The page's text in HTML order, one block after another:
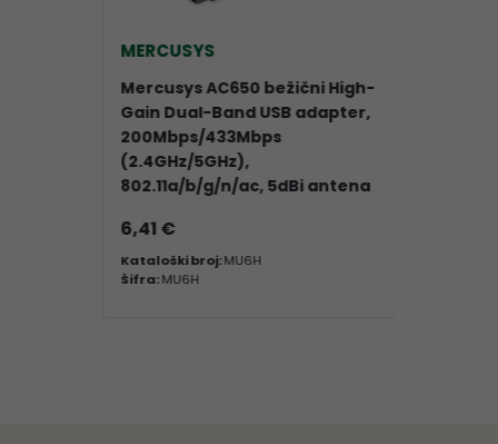
MERCUSYS
Mercusys AC650 bežični High-
Gain Dual-Band USB adapter,
200Mbps/433Mbps
(2.4GHz/5GHz),
802.11a/b/g/n/ac, 5dBi antena
6,41 €
Kataloški broj:MU6H
Šifra:MU6H